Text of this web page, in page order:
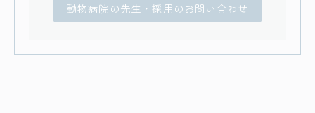
動物病院の先生・採用のお問い合わせ